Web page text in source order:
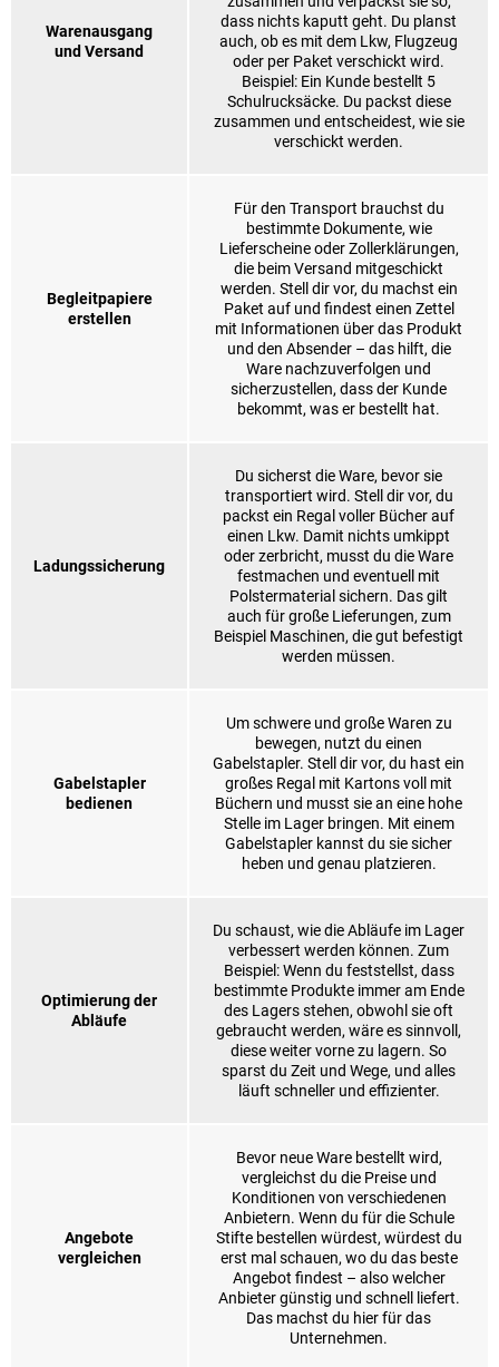
Warenausgang
und Versand
dass nichts kaputt geht. Du planst
auch, ob es mit dem Lkw, Flugzeug
oder per Paket verschickt wird.
Beispiel: Ein Kunde bestellt 5
Schulrucksäcke. Du packst diese
zusammen und entscheidest, wie sie
verschickt werden.
Begleitpapiere
erstellen
Für den Transport brauchst du
bestimmte Dokumente, wie
Lieferscheine oder Zollerklärungen,
die beim Versand mitgeschickt
werden. Stell dir vor, du machst ein
Paket auf und findest einen Zettel
mit Informationen über das Produkt
und den Absender – das hilft, die
Ware nachzuverfolgen und
sicherzustellen, dass der Kunde
bekommt, was er bestellt hat.
Ladungssicherung
Du sicherst die Ware, bevor sie
transportiert wird. Stell dir vor, du
packst ein Regal voller Bücher auf
einen Lkw. Damit nichts umkippt
oder zerbricht, musst du die Ware
festmachen und eventuell mit
Polstermaterial sichern. Das gilt
auch für große Lieferungen, zum
Beispiel Maschinen, die gut befestigt
werden müssen.
Gabelstapler
bedienen
Um schwere und große Waren zu
bewegen, nutzt du einen
Gabelstapler. Stell dir vor, du hast ein
großes Regal mit Kartons voll mit
Büchern und musst sie an eine hohe
Stelle im Lager bringen. Mit einem
Gabelstapler kannst du sie sicher
heben und genau platzieren.
Optimierung der
Abläufe
Du schaust, wie die Abläufe im Lager
verbessert werden können. Zum
Beispiel: Wenn du feststellst, dass
bestimmte Produkte immer am Ende
des Lagers stehen, obwohl sie oft
gebraucht werden, wäre es sinnvoll,
diese weiter vorne zu lagern. So
sparst du Zeit und Wege, und alles
läuft schneller und effizienter.
Angebote
vergleichen
Bevor neue Ware bestellt wird,
vergleichst du die Preise und
Konditionen von verschiedenen
Anbietern. Wenn du für die Schule
Stifte bestellen würdest, würdest du
erst mal schauen, wo du das beste
Angebot findest – also welcher
Anbieter günstig und schnell liefert.
Das machst du hier für das
Unternehmen.